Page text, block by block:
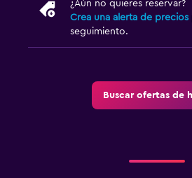
¿Aún no quieres reservar?
Crea una alerta de precios
seguimiento.
Buscar ofertas de